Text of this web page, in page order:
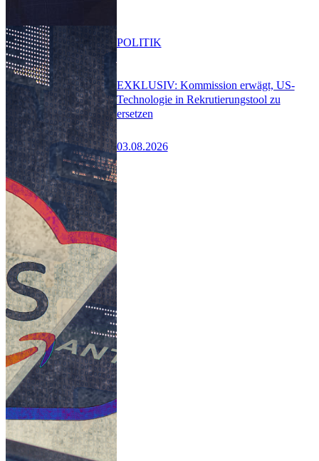
EXKLUSIV: Kommission erwägt, US-
Technologie in Rekrutierungstool zu
ersetzen
03.08.2026
POLITIK